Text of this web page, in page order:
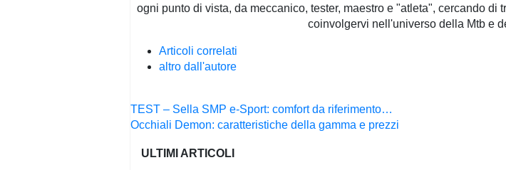
ogni punto di vista, da meccanico, tester, maestro e "atleta", cercando
coinvolgervi nell'universo della Mtb e
Articoli correlati
altro dall'autore
Navigazione
articoli
TEST – Sella SMP e-Sport: comfort da riferimento…
Occhiali Demon: caratteristiche della gamma e prezzi
ULTIMI ARTICOLI